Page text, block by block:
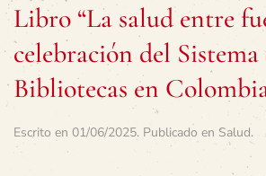
Libro “La salud entre
celebración del Sistema
Bibliotecas en
Escrito en 01/06/2025. Publicado en Salud.